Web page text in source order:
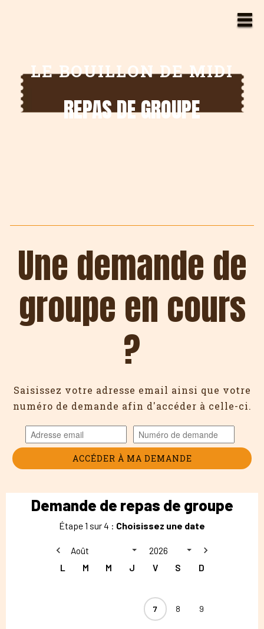
LE BOUILLON DE MIDI
REPAS DE GROUPE
Une demande de
groupe en cours
?
Saisissez votre adresse email ainsi que votre
numéro de demande afin d'accéder à celle-ci.
ACCÉDER À MA DEMANDE